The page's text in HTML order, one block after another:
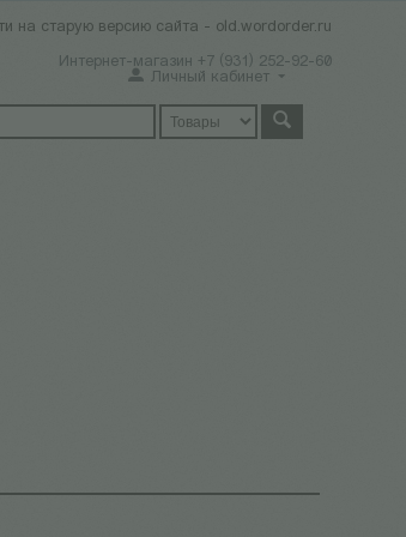
на старую версию сайта - old.wordorder.ru
Интернет-магазин +7 (931) 252-92-60
Личный кабинет